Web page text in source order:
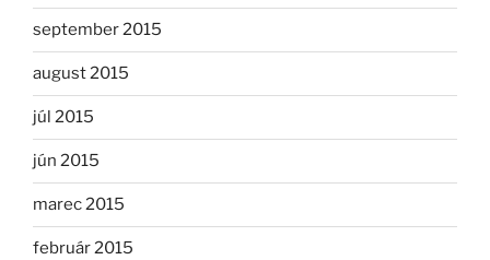
september 2015
august 2015
júl 2015
jún 2015
marec 2015
február 2015